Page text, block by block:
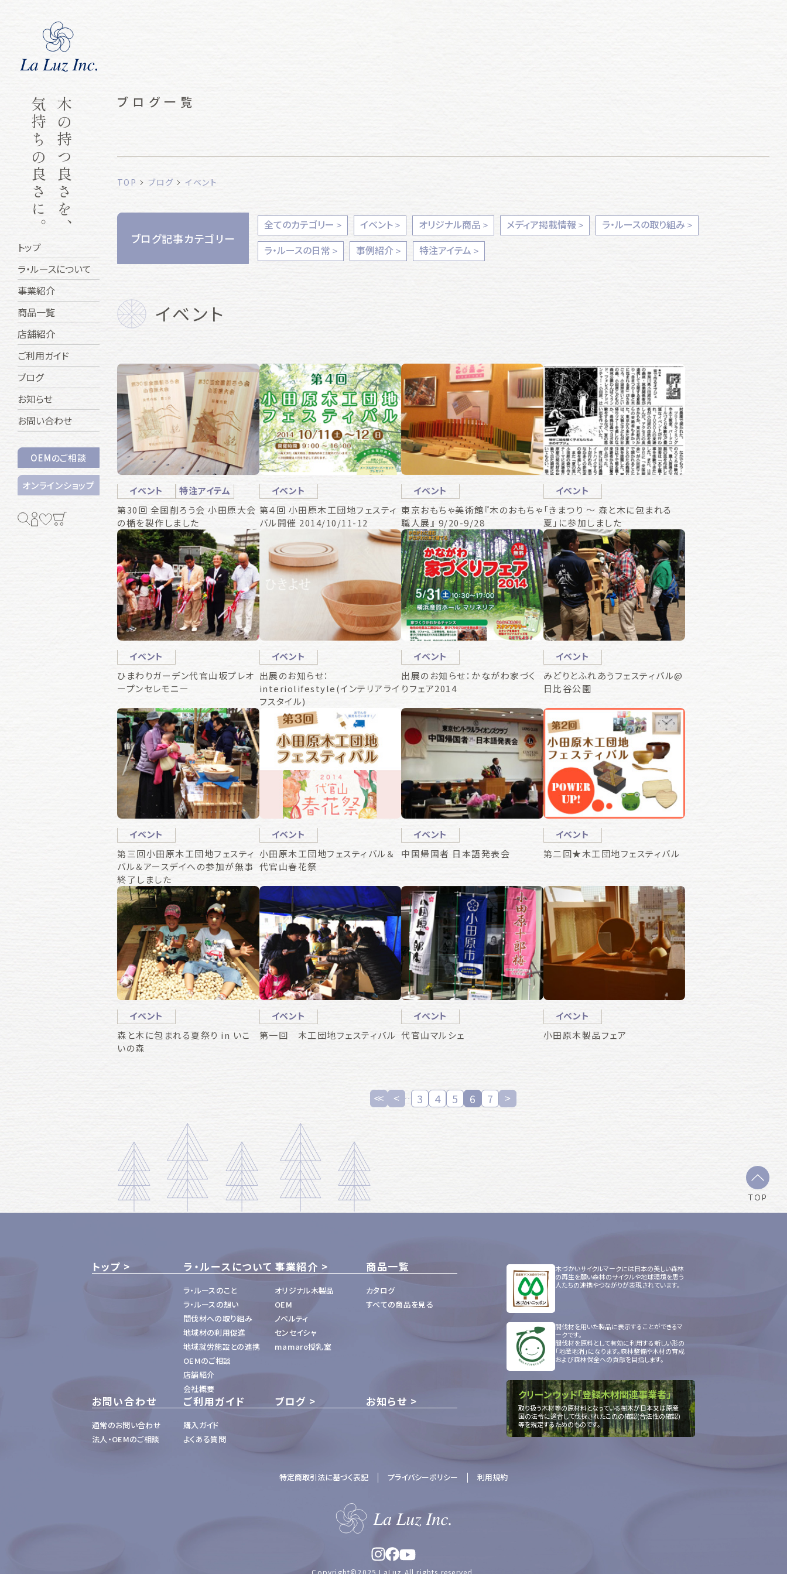
木の持つ良さを、
気持ちの良さに。
トップ
ラ・ルースについて
事業紹介
商品一覧
店舗紹介
ご利用ガイド
ブログ
お知らせ
お問い合わせ
OEMのご相談
オンラインショップ
ブログ一覧
TOP ブログ イベント
ブログ記事カテゴリー
全てのカテゴリー イベント オリジナル商品 メディア掲載情報
ラ・ルースの取り組み
ラ・ルースの日常
事例紹介 特注アイテム
イベント
イベント
特注アイテム
第30回 全国削ろう会 小田原大会
の楯を製作しました
イベント
第４回 小田原木工団地フェスティ
バル開催 2014/10/11-12
イベント
東京おもちゃ美術館『木のおもちゃ
職人展』 9/20-9/28
イベント
「きまつり ～ 森と木に包まれる
夏」に参加しました
イベント
ひまわりガーデン代官山坂プレオ
ープンセレモニー
イベント
出展のお知らせ：
interiolifestyle(インテリアライ
フスタイル)
イベント
出展のお知らせ：かながわ家づく
りフェア2014
イベント
みどりとふれあうフェスティバル@
日比谷公園
イベント
第三回小田原木工団地フェスティ
バル＆アースデイへの参加が無事
終了しました
イベント
小田原木工団地フェスティバル＆
代官山春花祭
イベント
中国帰国者 日本語発表会
イベント
第二回★木工団地フェスティバル
イベント
森と木に包まれる夏祭り in いこ
いの森
イベント
第一回 木工団地フェスティバル
イベント
代官山マルシェ
イベント
小田原木製品フェア
3 4 5 6 7
TOP
トップ ラ・ルースについて
ラ・ルースのこと
ラ・ルースの想い
間伐材への取り組み
地域材の利用促進
地域就労施設との連携
OEMのご相談
店舗紹介
会社概要
事業紹介
オリジナル木製品
OEM
ノベルティ
センセイシャ
mamaro授乳室
商品一覧
カタログ
すべての商品を見る
お問い合わせ
通常のお問い合わせ
法人・OEMのご相談
ご利用ガイド
購入ガイド
よくある質問
ブログ お知らせ
木づかいサイクルマークには日本の美しい森林
の再生を願い森林のサイクルや地球環境を思う
人たちの連携やつながりが表現されています。
間伐材を用いた製品に表示することができるマ
ークです。
間伐材を原料として有効に利用する新しい形の
「地産地消」になります。森林整備や木材の育成
および森林保全への貢献を目指します。
クリーンウッド「登録木材関連事業者」
取り扱う木材等の原材料となっている樹木が日本又は原産
国の法令に適合して伐採されたこのの確認(合法性の確認)
等を規定するためのものです。
特定商取引法に基づく表記 プライバシーポリシー 利用規約
Copyright©2025 LaLuz All rights reserved.